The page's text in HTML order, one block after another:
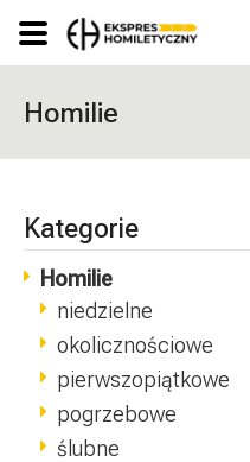
Homilie
Kategorie
Homilie
niedzielne
okolicznościowe
pierwszopiątkowe
pogrzebowe
ślubne